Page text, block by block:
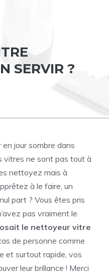
SERVIR ?
en jour sombre dans
vitres ne sont pas tout à
nettoyez mais à
à le faire, un
part ? Vous êtes pris
pas vraiment le
le nettoyeur vitre
de personne comme
et surtout rapide, vos
leur brillance ! Merci